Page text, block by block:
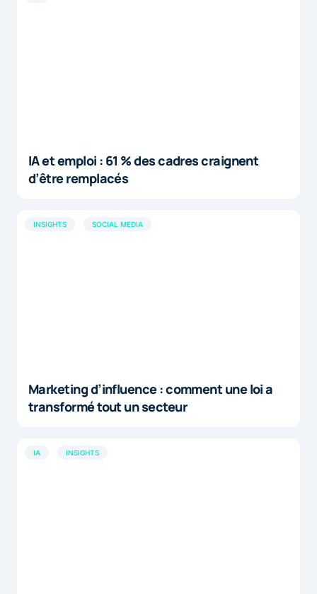
IA et emploi : 61 % des cadres craignent
d’être remplacés
INSIGHTS SOCIAL MEDIA
Marketing d’influence : comment une loi a
transformé tout un secteur
IA INSIGHTS